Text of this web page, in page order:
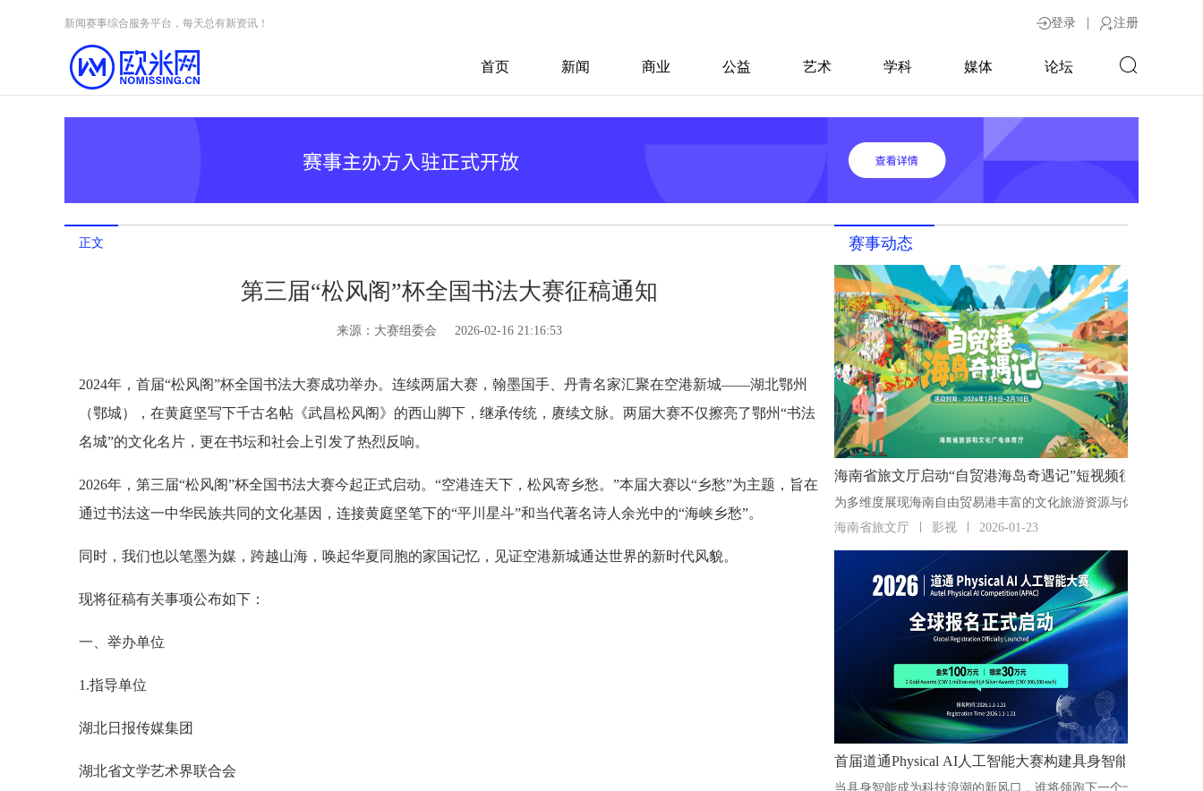
新闻赛事综合服务平台，每天总有新资讯！ 登录 | 注册
首页 新闻 商业 公益 艺术 学科 媒体 论坛
正文
第三届“松风阁”杯全国书法大赛征稿通知
来源： 大赛组委会 2026-02-16 21:16:53
2024年，首届“松风阁”杯全国书法大赛成功举办。连续两届大赛，翰墨国手、丹青名家汇聚在空港新城——湖北鄂州
（鄂城），在黄庭坚写下千古名帖《武昌松风阁》的西山脚下，继承传统，赓续文脉。两届大赛不仅擦亮了鄂州“书法
名城”的文化名片，更在书坛和社会上引发了热烈反响。
2026年，第三届“松风阁”杯全国书法大赛今起正式启动。“空港连天下，松风寄乡愁。”本届大赛以“乡愁”为主题，旨在
通过书法这一中华民族共同的文化基因，连接黄庭坚笔下的“平川星斗”和当代著名诗人余光中的“海峡乡愁”。
同时，我们也以笔墨为媒，跨越山海，唤起华夏同胞的家国记忆，见证空港新城通达世界的新时代风貌。
现将征稿有关事项公布如下：
一、举办单位
1.指导单位
湖北日报传媒集团
湖北省文学艺术界联合会
赛事动态
海南省旅文厅启动“自贸港海岛奇遇记”短视频征集活动
海南省旅文厅 影视 2026-01-23
首届道通Physical AI人工智能大赛构建具身智能“人才朋友